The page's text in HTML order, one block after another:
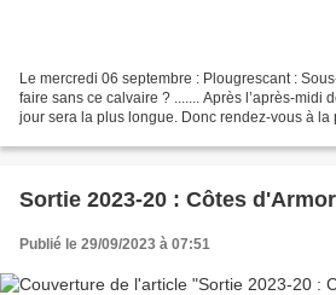
Le mercredi 06 septembre : Plougrescant :
faire sans ce calvaire ? ....... Après l’après-midi
jour sera la plus longue. Donc rendez-vous à la
Sortie 2023-20 : Côtes
Publié le 29/09/2023 à 07:51